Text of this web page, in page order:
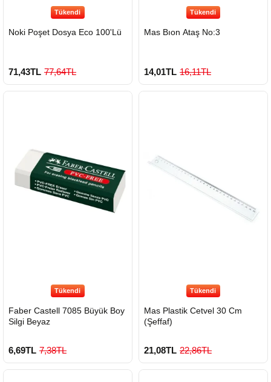
Tükendi
Noki Poşet Dosya Eco 100'Lü
71,43TL 77,64TL
Tükendi
Mas Bıon Ataş No:3
14,01TL 16,11TL
Tükendi
Faber Castell 7085 Büyük Boy
Silgi Beyaz
6,69TL 7,38TL
Tükendi
Mas Plastik Cetvel 30 Cm
(Şeffaf)
21,08TL 22,86TL